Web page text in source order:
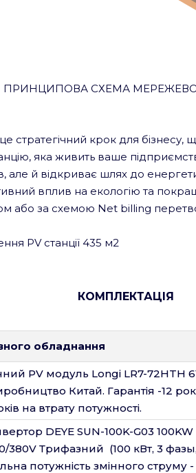
ПРИНЦИПОВА СХЕМА МЕРЕЖЕВОЇ
стратегічний крок для бізнесу,
яка живить ваше
але й відкриває шлях до
вплив на екологію та
або за схемою Net billing
PV станції 435 м2
КОМПЛЕКТАЦІЯ
обладнання
PV модуль Longi LR7-72HTH
Китай. Гарантія -12
на втрату потужності.
DEYE SUN-100K-G03 100KW
380V Трифазний (100 кВт, 3
потужність змінного струму -